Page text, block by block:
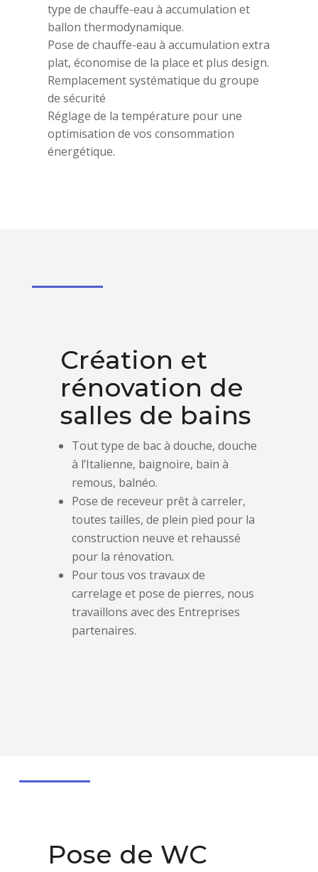
type de chauffe-eau à accumulation et
ballon thermodynamique.
Pose de chauffe-eau à accumulation extra
plat, économise de la place et plus design.
Remplacement systématique du groupe
de sécurité
Réglage de la température pour une
optimisation de vos consommation
énergétique.
Création et
rénovation de
salles de bains
Tout type de bac à douche, douche
à l’Italienne, baignoire, bain à
remous, balnéo.
Pose de receveur prêt à carreler,
toutes tailles, de plein pied pour la
construction neuve et rehaussé
pour la rénovation.
Pour tous vos travaux de
carrelage et pose de pierres, nous
travaillons avec des Entreprises
partenaires.
Pose de WC